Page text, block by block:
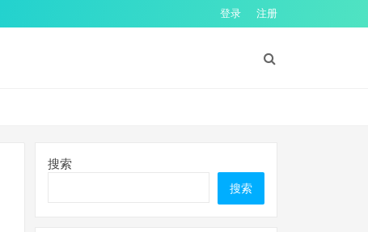
登录 注册
搜索
搜索